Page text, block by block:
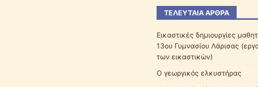
ΤΕΛΕΥΤΑΊΑ ΆΡΘΡΑ
Εικαστικές δημιουργίες
13ου Γυμνασίου Λάρισας
των εικαστικών)
Ο γεωργικός ελκυστήρας